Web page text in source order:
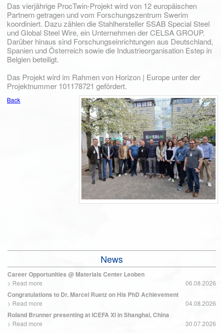
Das vierjährige ProcTwin-Projekt wird von 12 europäischen
Partnern getragen und vom Forschungszentrum Swerim
koordiniert. Dazu zählen die Stahlhersteller SSAB Special Steel
und Global Steel Wire, ein Unternehmen der CELSA GROUP.
Darüber hinaus sind Forschungseinrichtungen aus Deutschland,
Spanien und Österreich sowie die Industrieorganisation Estep in
Belgien beteiligt.
Das Projekt wird im Rahmen von Horizon | Europe unter der
Projektnummer 101178721 gefördert.
Back
News
Career Opportunities @ Materials Center Leoben
> Read more 06.08.2026
Congratulations to Dr. Marcel Ruetz on His PhD Achievement
> Read more 04.08.2026
Roland Brunner presenting at ICEFA XI in Shanghai, China
> Read more 30.07.2026